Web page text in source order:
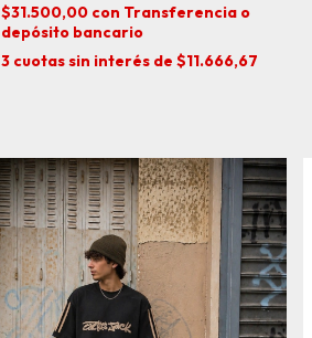
$31.500,00 con Transferencia o
depósito bancario
3 cuotas sin interés de $11.666,67